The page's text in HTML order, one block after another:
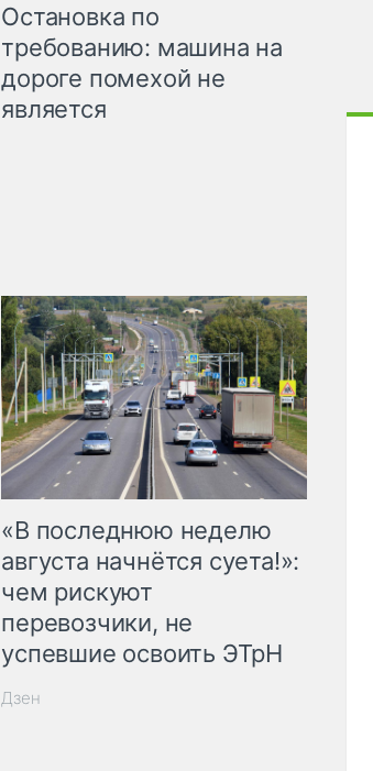
Остановка по
требованию: машина на
дороге помехой не
является
«В последнюю неделю
августа начнётся суета!»:
чем рискуют
перевозчики, не
успевшие освоить ЭТрН
Дзен